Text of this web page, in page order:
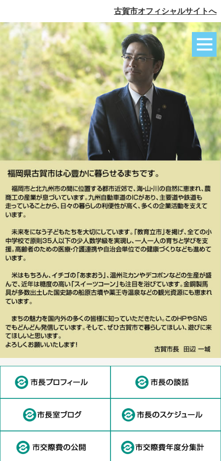
古賀市オフィシャルサイトへ